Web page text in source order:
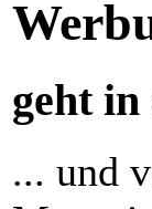
geht
... und